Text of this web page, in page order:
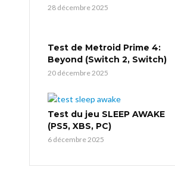
28 décembre 2025
Test de Metroid Prime 4:
Beyond (Switch 2, Switch)
20 décembre 2025
Test du jeu SLEEP AWAKE
(PS5, XBS, PC)
6 décembre 2025